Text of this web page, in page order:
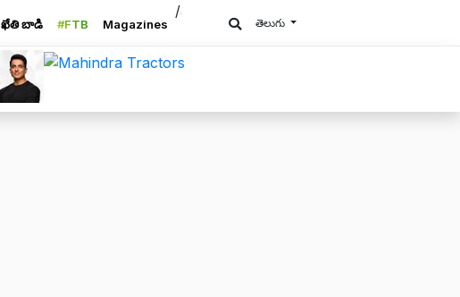
ఖేతి బాడి #FTB Magazines
/a>
తెలుగు